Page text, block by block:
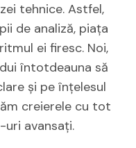
tehnice. Astfel,
de analiză, piața
ei firesc. Noi,
întotdeauna să
și pe înțelesul
creierele cu tot
avansați.